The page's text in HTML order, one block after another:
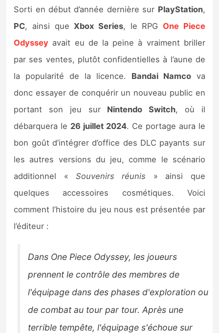
Tests de jeux
Tests d’accessoires
Autres tests
Précommandes
Précommandes jeux Switch 2
Sorties de jeux
Bons plans
Guides
Sorti en début d’année dernière sur PlayStation,
PC, ainsi queXbox Series, le RPG One Piece
Odyssey avait eu de la peine à vraiment briller
par ses ventes, plutôt confidentielles à l’aune de
la popularité de la licence. Bandai Namcova
donc essayer de conquérir un nouveau public en
portant son jeu sur Nintendo Switch, où il
débarquera le 26 juillet 2024. Ce portage aura le
bon goût d’intégrer d’office des DLC payants sur
les autres versions du jeu, comme le scénario
additionnel «Souvenirs réunis » ainsi que
quelques accessoires cosmétiques. Voici
comment l’histoire du jeu nous est présentée par
l’éditeur :
Dans One Piece Odyssey, les joueurs
prennent le contrôle des membres de
l'équipage dans des phases d'exploration ou
de combat au tour par tour. Après une
terrible tempête, l'équipage s'échoue sur